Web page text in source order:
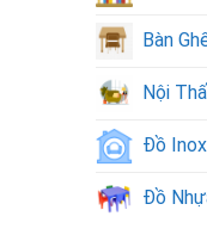
Bàn
Nội
Đồ
Đồ